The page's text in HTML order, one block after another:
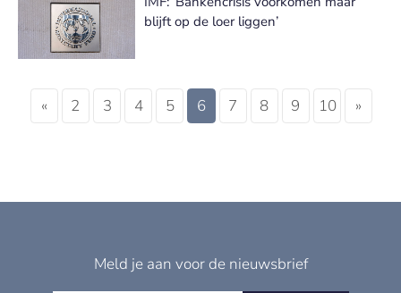
blijft op de loer liggen’
« 2 3 4 5 6 7 8 9 10 »
Meld je aan voor de nieuwsbrief